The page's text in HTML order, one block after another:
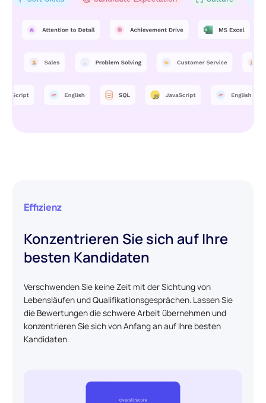
Effizienz
Konzentrieren Sie sich auf Ihre
besten Kandidaten
Verschwenden Sie keine Zeit mit der Sichtung von
Lebensläufen und Qualifikationsgesprächen. Lassen Sie
die Bewertungen die schwere Arbeit übernehmen und
konzentrieren Sie sich von Anfang an auf Ihre besten
Kandidaten.